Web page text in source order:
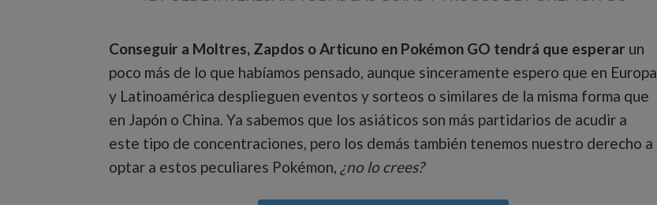
Conseguir a Moltres, Zapdos o Articuno en Pokémon GO tendrá que esperar un
poco más de lo que habíamos pensado, aunque sinceramente espero que en Europa
y Latinoamérica desplieguen eventos y sorteos o similares de la misma forma que
en Japón o China. Ya sabemos que los asiáticos son más partidarios de acudir a
este tipo de concentraciones, pero los demás también tenemos nuestro derecho a
optar a estos peculiares Pokémon, ¿no lo crees?